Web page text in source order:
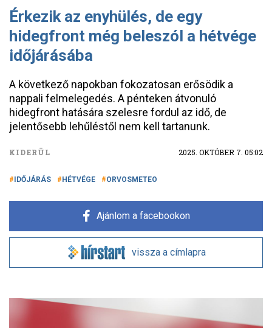
Érkezik az enyhülés, de egy
hidegfront még beleszól a hétvége
időjárásába
A következő napokban fokozatosan erősödik a
nappali felmelegedés. A pénteken átvonuló
hidegfront hatására szelesre fordul az idő, de
jelentősebb lehűléstől nem kell tartanunk.
KIDERÜL 2025. OKTÓBER 7. 05:02
IDŐJÁRÁS HÉTVÉGE ORVOSMETEO
Ajánlom a facebookon
vissza a címlapra